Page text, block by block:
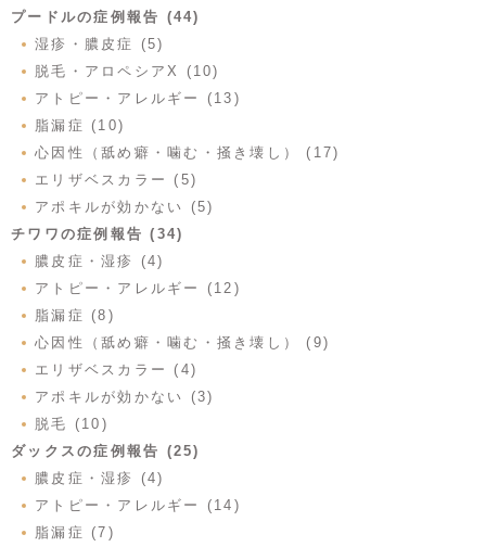
プードルの症例報告 (44)
湿疹・膿皮症 (5)
脱毛・アロペシアX (10)
アトピー・アレルギー (13)
脂漏症 (10)
心因性（舐め癖・噛む・掻き壊し） (17)
エリザベスカラー (5)
アポキルが効かない (5)
チワワの症例報告 (34)
膿皮症・湿疹 (4)
アトピー・アレルギー (12)
脂漏症 (8)
心因性（舐め癖・噛む・掻き壊し） (9)
エリザベスカラー (4)
アポキルが効かない (3)
脱毛 (10)
ダックスの症例報告 (25)
膿皮症・湿疹 (4)
アトピー・アレルギー (14)
脂漏症 (7)